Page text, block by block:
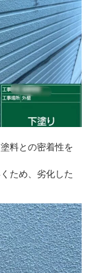
料との密着性を
ため、劣化した